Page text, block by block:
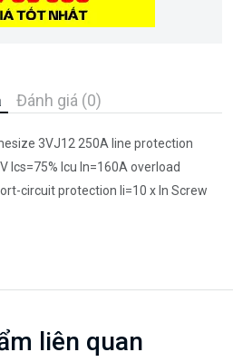
Đánh giá (0)
3VJ12 250A line protection
Ics=75% Icu In=160A overload
circuit protection Ii=10 x In Screw
liên quan